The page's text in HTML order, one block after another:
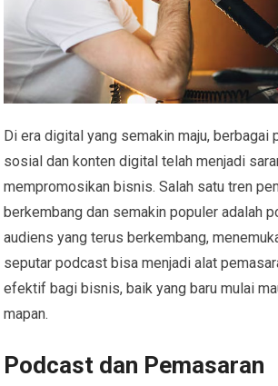
Di era digital yang semakin maju, berbagai
sosial dan konten digital telah menjadi
mempromosikan bisnis. Salah satu tren
berkembang dan semakin populer adalah
audiens yang terus berkembang,
seputar podcast bisa menjadi alat
efektif bagi bisnis, baik yang baru mulai
mapan.
Podcast dan Pemasaran